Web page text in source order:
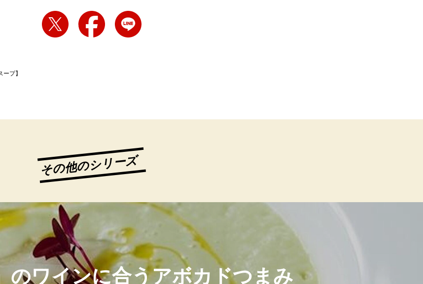
プ】
その他のシリーズ
のワインに合うアボカドつまみ